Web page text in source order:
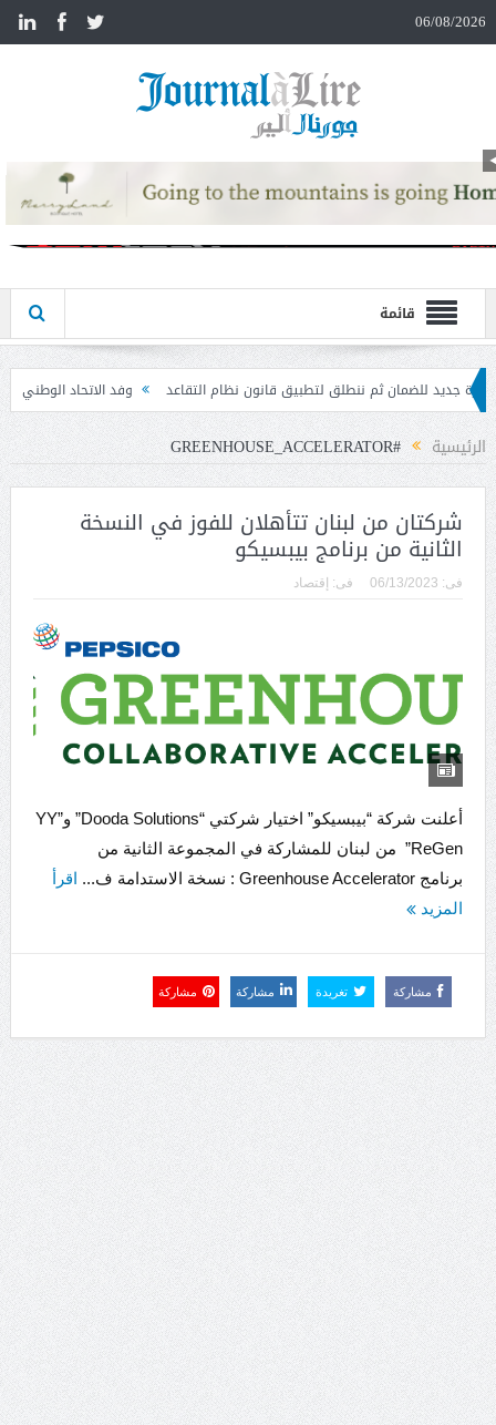
06/08/2026
قائمة
قانون نظام التقاعد وفد الاتحاد الوطني لنقابات العمال والمستخدمين زار
الرئيسية #GREENHOUSE_ACCELERATOR
شركتان من لبنان تتأهلان للفوز في النسخة
الثانية من برنامج بيبسيكو
فى: 06/13/2023 فى: إقتصاد
أعلنت شركة “بيبسيكو” اختيار شركتي “Dooda Solutions” و”YY
ReGen” من لبنان للمشاركة في المجموعة الثانية من
برنامج Greenhouse Accelerator : نسخة الاستدامة ف...
اقرأ
المزيد
مشاركة تغريدة مشاركة مشاركة